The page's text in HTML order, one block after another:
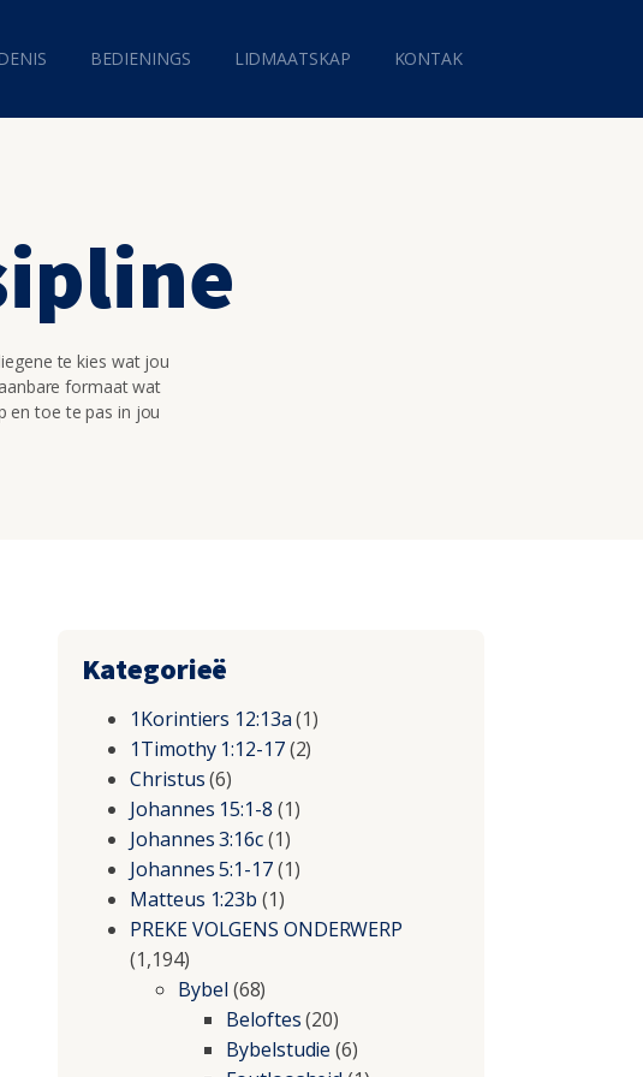
BEDIENINGS LIDMAATSKAP KONTAK
te kies wat jou
formaat wat
en toe te pas in jou
Kategorieë
1Korintiers 12:13a(1)
1Timothy 1:12-17(2)
Christus(6)
Johannes 15:1-8 (1)
Johannes 3:16c(1)
Johannes 5:1-17(1)
Matteus 1:23b (1)
PREKE VOLGENS ONDERWERP
(1,194)
Bybel (68)
Beloftes(20)
Bybelstudie (6)